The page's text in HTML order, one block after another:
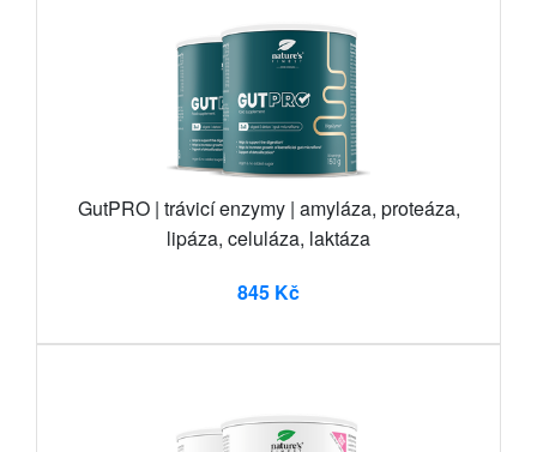
GutPRO | trávicí enzymy | amyláza, proteáza,
lipáza, celuláza, laktáza
845 Kč